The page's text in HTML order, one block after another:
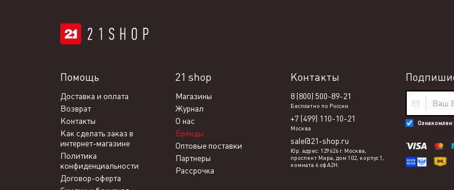
Ознакомлен
21 shop
Магазины
Журнал
О нас
Бренды
Оптовые поставки
Партнеры
Рассрочка
Помощь
Доставка и оплата
Возврат
Контакты
Как сделать заказ в
интернет-магазине
Политика
конфиденциальности
Договор-оферта
Контакты
8 (800) 500-89-21
Бесплатно по России
+7 (499) 110-10-21
Москва
sale@21-shop.ru
Юр. адрес: 129626 г. Москва,
проспект Мира, дом 102, корпус 1,
комната 6 оф А2Н.